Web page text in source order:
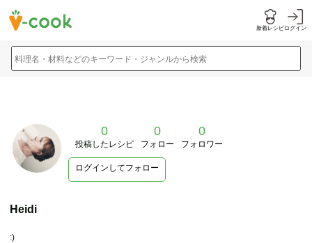
新着レシピログイン
料理名・材料などのキーワード・ジャンルから検索
0
投稿したレシピ
0
フォロー
0
フォロワー
ログインしてフォロー
Heidi
:)